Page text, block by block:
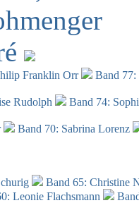
Franklin Orr
Band
Rudolph
Band 74:
Band 70: Sabrina Lorenz
Band 65: Christine
Leonie Flachsmann